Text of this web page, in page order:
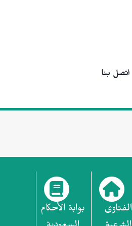
اتصل بنا
الفتاوى
بوابة الأحكام